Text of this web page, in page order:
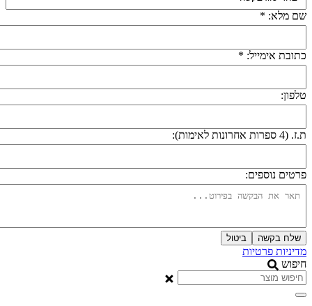
מלא: *
אימייל: *
אחרונות לאימות):
נוספים:
שלח בקשה ביטול
פרטיות